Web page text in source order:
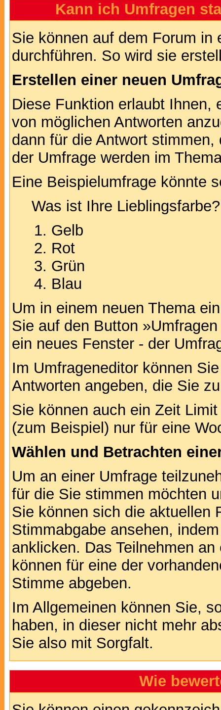
Kann ich Umfragen
Sie können auf dem Forum in
durchführen. So wird sie
Erstellen einer neuen
Diese Funktion erlaubt Ihnen,
von möglichen Antworten
dann für die Antwort
der Umfrage werden im
Eine Beispielumfrage könnte
Was ist Ihre Lieblingsfarbe?
Gelb
Rot
Grün
Blau
Um in einem neuen Thema
Sie auf den Button
ein neues Fenster - der
Im Umfrageneditor können
Antworten angeben, die Sie
Sie können auch ein Zeit
(zum Beispiel) nur für eine
Wählen und Betrachten
Um an einer Umfrage
für die Sie stimmen möchten
Sie können sich die aktuellen
Stimmabgabe ansehen,
anklicken. Das Teilnehmen
können für eine der
Stimme abgeben.
Im Allgemeinen können Sie,
haben, in dieser nicht mehr
Sie also mit Sorgfalt.
Wie